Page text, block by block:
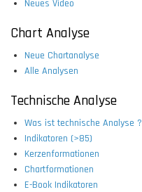
Neues Video
Chart Analyse
Neue Chartanalyse
Alle Analysen
Technische Analyse
Was ist technische Analyse ?
Indikatoren (>85)
Kerzenformationen
Chartformationen
E-Book Indikatoren